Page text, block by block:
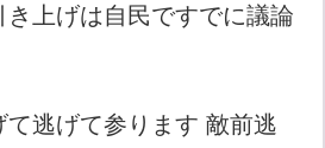
上げは自民ですでに議論
逃げて参ります 敵前逃